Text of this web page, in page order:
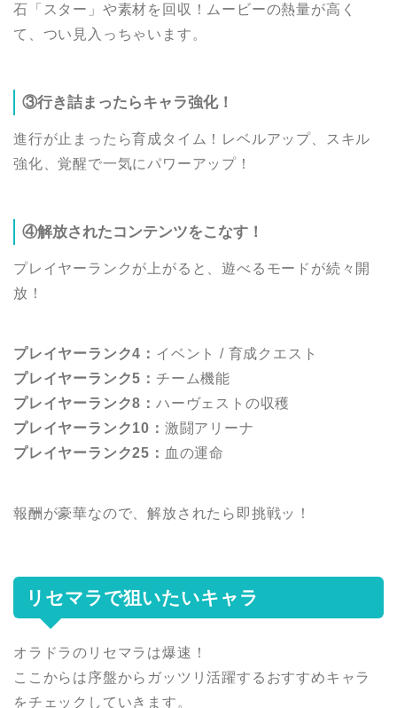
石「スター」や素材を回収！ムービーの熱量が高く
て、つい見入っちゃいます。
③行き詰まったらキャラ強化！
進行が止まったら育成タイム！レベルアップ、スキル
強化、覚醒で一気にパワーアップ！
④解放されたコンテンツをこなす！
プレイヤーランクが上がると、遊べるモードが続々開
放！
プレイヤーランク4： イベント / 育成クエスト
プレイヤーランク5： チーム機能
プレイヤーランク8： ハーヴェストの収穫
プレイヤーランク10： 激闘アリーナ
プレイヤーランク25： 血の運命
報酬が豪華なので、解放されたら即挑戦ッ！
リセマラで狙いたいキャラ
オラドラのリセマラは爆速！
ここからは序盤からガッツリ活躍するおすすめキャラ
をチェックしていきます。